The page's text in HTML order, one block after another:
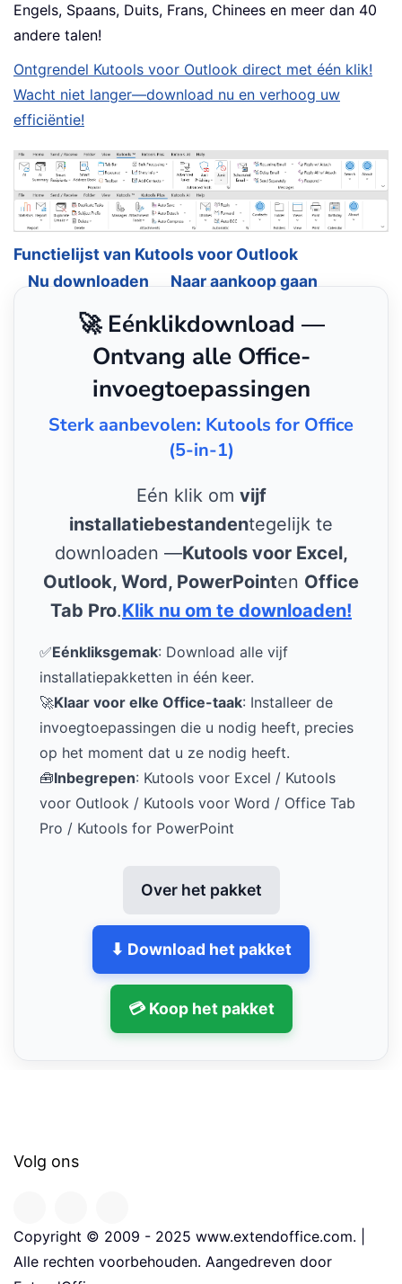
Engels, Spaans, Duits, Frans, Chinees en meer dan 40
andere talen!
Ontgrendel Kutools voor Outlook direct met één klik!
Wacht niet langer—download nu en verhoog uw
efficiëntie!
Functielijst van Kutools voor Outlook
Nu downloaden
Naar aankoop gaan
🚀 Eénklikdownload —
Ontvang alle Office-
invoegtoepassingen
Sterk aanbevolen: Kutools for Office
(5-in-1)
Eén klik om vijf
installatiebestandentegelijk te
downloaden —Kutools voor Excel,
Outlook, Word, PowerPointen Office
Tab Pro.Klik nu om te downloaden!
✅Eénkliksgemak: Download alle vijf
installatiepakketten in één keer.
🚀Klaar voor elke Office-taak: Installeer de
invoegtoepassingen die u nodig heeft, precies
op het moment dat u ze nodig heeft.
🧰Inbegrepen: Kutools voor Excel / Kutools
voor Outlook / Kutools voor Word / Office Tab
Pro / Kutools for PowerPoint
Over het pakket
⬇ Download het pakket
💳 Koop het pakket
Volg ons
Copyright © 2009 - 2025 www.extendoffice.com. |
Alle rechten voorbehouden. Aangedreven door